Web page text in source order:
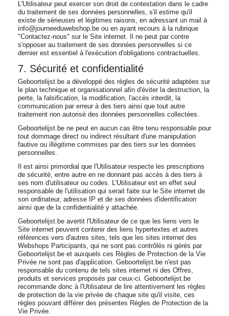
L'Utilisateur peut exercer son droit de contestation dans le cadre
du traitement de ses données personnelles, s'il estime qu'il
existe de sérieuses et légitimes raisons, en adressant un mail à
info@journeeduwebshop.be ou en ayant recours à la rubrique
"Contactez-nous" sur le Site internet. Il ne peut par contre
s'opposer au traitement de ses données personnelles si ce
dernier est essentiel à l'exécution d'obligations contractuelles.
7. Sécurité et confidentialité
Geboortelijst.be a développé des règles de sécurité adaptées sur
le plan technique et organisationnel afin d'éviter la destruction, la
perte, la falsification, la modification, l'accès interdit, la
communication par erreur à des tiers ainsi que tout autre
traitement non autorisé des données personnelles collectées.
Geboortelijst.be ne peut en aucun cas être tenu responsable pour
tout dommage direct ou indirect résultant d'une manipulation
fautive ou illégitime commises par des tiers sur les données
personnelles.
Il est ainsi primordial que l'Utilisateur respecte les prescriptions
de sécurité, entre autre en ne donnant pas accès à des tiers à
ses nom d'utilisateur ou codes. L'Utilisateur est en effet seul
responsable de l'utilisation qui serait faite sur le Site internet de
son ordinateur, adresse IP et de ses données d'identification
ainsi que de la confidentialité y attachée.
Geboortelijst.be avertit l'Utilisateur de ce que les liens vers le
Site internet peuvent contenir des liens hypertextes et autres
références vers d'autres sites, tels que les sites internet des
Webshops Participants, qui ne sont pas contrôlés ni gérés par
Geboortelijst.be et auxquels ces Règles de Protection de la Vie
Privée ne sont pas d'application. Geboortelijst.be n'est pas
responsable du contenu de tels sites internet ni des Offres,
produits et services proposés par ceux-ci. Geboortelijst.be
recommande donc à l'Utilisateur de lire attentivement les règles
de protection de la vie privée de chaque site qu'il visite, ces
règles pouvant différer des présentes Règles de Protection de la
Vie Privée.